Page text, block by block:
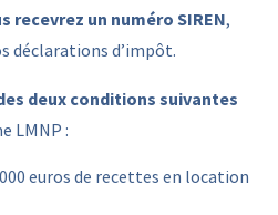
recevrez un numéro SIREN,
déclarations d’impôt.
deux conditions suivantes
LMNP :
euros de recettes en location